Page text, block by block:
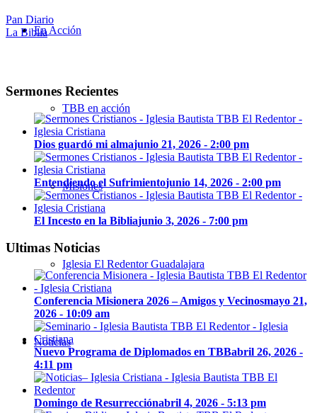
En Acción
TBB en acción
Misiones
Iglesia El Redentor Guadalajara
Noticias
Pan Diario
La Biblia
Sermones Recientes
Dios guardó mi almajunio 21, 2026 - 2:00 pm
Entendiendo el Sufrimientojunio 14, 2026 - 2:00 pm
El Incesto en la Bibliajunio 3, 2026 - 7:00 pm
Ultimas Noticias
Conferencia Misionera 2026 – Amigos y Vecinosmayo 21,
2026 - 10:09 am
Nuevo Programa de Diplomados en TBBabril 26, 2026 -
4:11 pm
Domingo de Resurrecciónabril 4, 2026 - 5:13 pm